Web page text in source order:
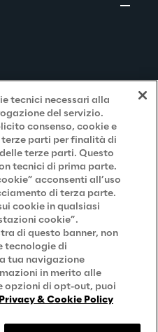
tecnici necessari alla
del servizio.
consenso, cookie e
parti per finalità di
terze parti. Questo
tecnici di prima parte.
acconsenti all’uso
di terza parte.
cookie in qualsiasi
cookie”.
di questo banner, non
tecnologie di
tua navigazione
in merito alle
opzioni di opt-out, puoi
Privacy & Cookie Policy